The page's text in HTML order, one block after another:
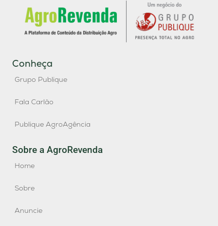
Conheça
Grupo Publique
Fala Carlão
Publique AgroAgência
Sobre a AgroRevenda
Home
Sobre
Anuncie